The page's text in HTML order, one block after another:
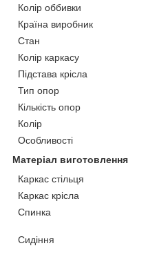
Колір оббивки
Країна виробник
Стан
Колір каркасу
Підстава крісла
Тип опор
Кількість опор
Колір
Особливості
Матеріал виготовлення
Каркас стільця
Каркас крісла
Спинка
Сидіння